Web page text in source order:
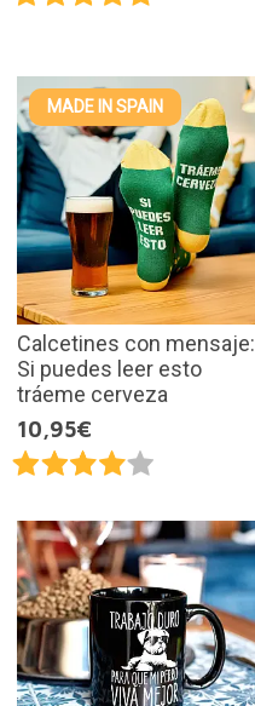
MADE IN SPAIN
Calcetines con mensaje:
Si puedes leer esto
tráeme cerveza
10,95€